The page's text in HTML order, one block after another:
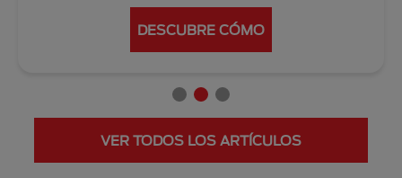
DESCUBRE CÓMO
VER TODOS LOS ARTÍCULOS